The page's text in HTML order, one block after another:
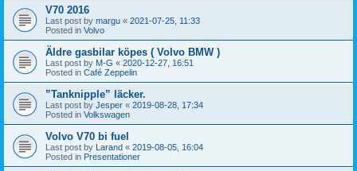
V70 2016
Last post by margu « 2021-07-25, 11:33
Posted in Volvo
Äldre gasbilar köpes ( Volvo BMW )
Last post by M-G « 2020-12-27, 16:51
Posted in Café Zeppelin
”Tanknipple” läcker.
Last post by Jesper « 2019-08-28, 17:34
Posted in Volkswagen
Volvo V70 bi fuel
Last post by Larand « 2019-08-05, 16:04
Posted in Presentationer